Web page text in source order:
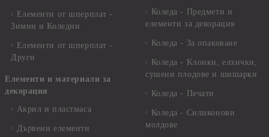
Елементи от шперплат -
Зимни и Коледни
Елементи от шперплат -
Други
Елементи и материали за
декорация
Акрил и пластмаса
Дървени елементи
Коледа - Предмети и
елементи за декорация
Коледа - За опаковане
Коледа - Kлонки, елхички,
сушени плодове и шишарки
Коледа - Печати
Коледа - Силиконови
молдове